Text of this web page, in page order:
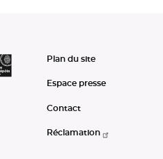
Plan du site
Espace presse
Contact
Réclamation